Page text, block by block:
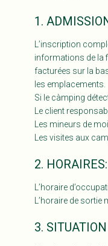
1.
L’inscription
informations de la
facturées sur la
les emplacements.
Si le càmping
Le client
Les mineurs de
Les visites aux
2. HORAIRES:
L’horaire
L’horaire de
3.